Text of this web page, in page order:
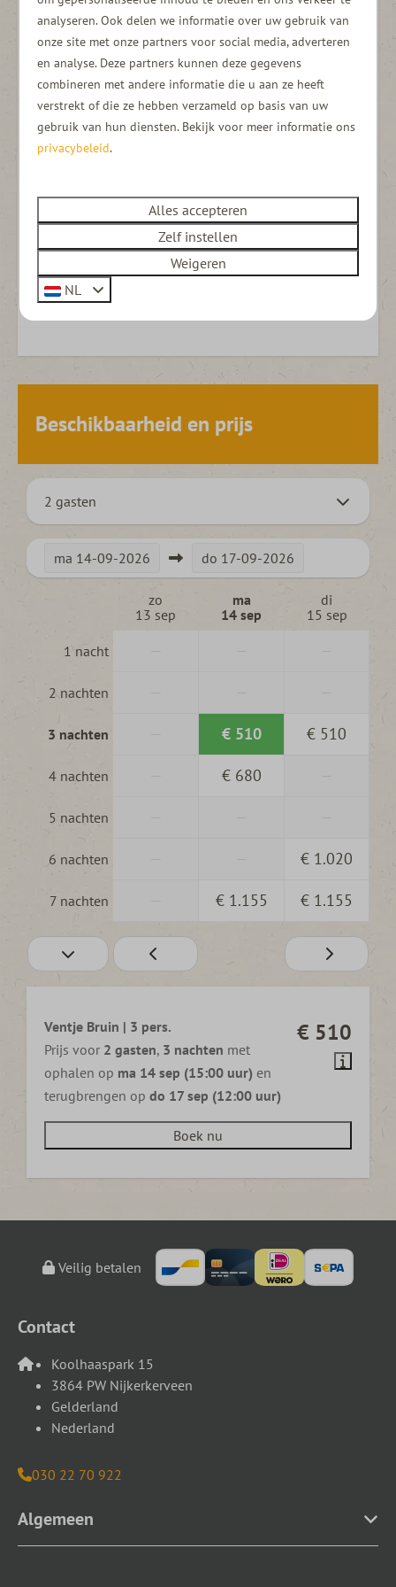
Inventaris
Volledige keuken inventaris
Dekbed en hoofdkussens
Bus
Cruisecontrol
Er bestaat een kleine kans dat je een ander Ventje mee
krijgt, bijvoorbeeld in het geval van onderhoud. Deze zal
dan vergelijkbare of betere specificaties hebben.
Energielabel:
Beschikbaarheid en prijs
2 gasten
ma 14-09-2026 do 17-09-2026
zo
13 sep
ma
14 sep
di
15 sep
1 nacht
2 nachten
3 nachten € 510 € 510
4 nachten € 680
5 nachten
6 nachten € 1.020
7 nachten € 1.155 € 1.155
€ 510
Ventje Bruin | 3 pers.
Prijs voor 2 gasten, 3 nachten met
ophalen op ma 14 sep (15:00 uur) en
terugbrengen op do 17 sep (12:00 uur)
Boek nu
Veilig betalen
Contact
Koolhaaspark 15
3864 PW Nijkerkerveen
Gelderland
Nederland
030 22 70 922
Algemeen
analyseren. Ook delen we informatie over uw gebruik van
onze site met onze partners voor social media, adverteren
en analyse. Deze partners kunnen deze gegevens
combineren met andere informatie die u aan ze heeft
verstrekt of die ze hebben verzameld op basis van uw
gebruik van hun diensten. Bekijk voor meer informatie ons
privacybeleid.
Alles accepteren
Zelf instellen
Weigeren
NL